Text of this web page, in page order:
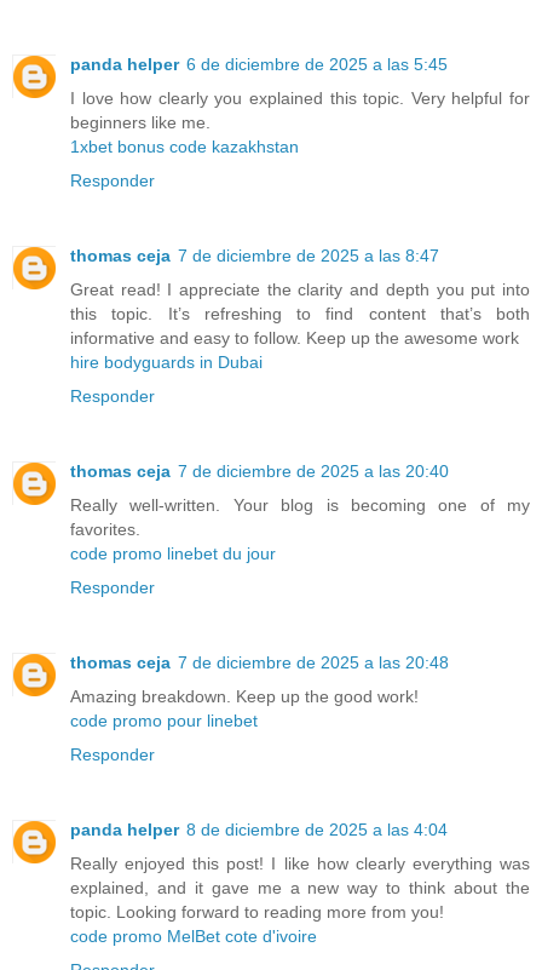
panda helper 6 de diciembre de 2025 a las 5:45
I love how clearly you explained this topic. Very helpful for
beginners like me.
1xbet bonus code kazakhstan
Responder
thomas ceja 7 de diciembre de 2025 a las 8:47
Great read! I appreciate the clarity and depth you put into
this topic. It’s refreshing to find content that’s both
informative and easy to follow. Keep up the awesome work
hire bodyguards in Dubai
Responder
thomas ceja 7 de diciembre de 2025 a las 20:40
Really well-written. Your blog is becoming one of my
favorites.
code promo linebet du jour
Responder
thomas ceja 7 de diciembre de 2025 a las 20:48
Amazing breakdown. Keep up the good work!
code promo pour linebet
Responder
panda helper 8 de diciembre de 2025 a las 4:04
Really enjoyed this post! I like how clearly everything was
explained, and it gave me a new way to think about the
topic. Looking forward to reading more from you!
code promo MelBet cote d'ivoire